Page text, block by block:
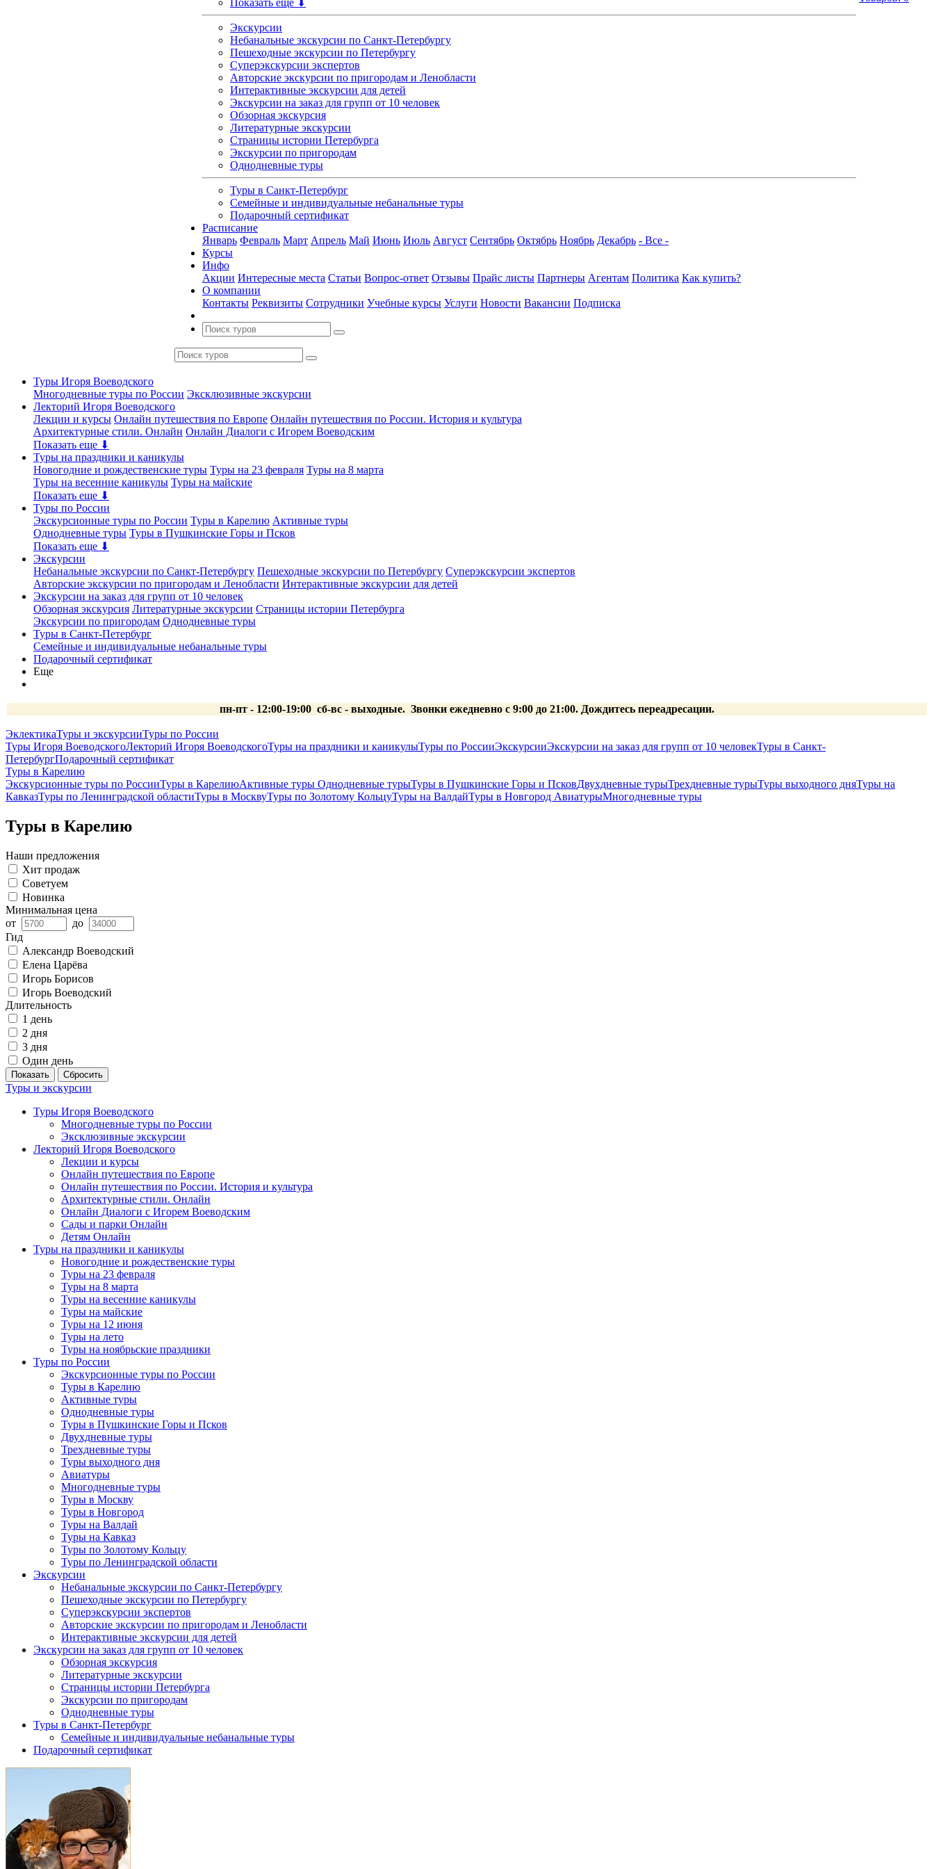
Показать еще ⬇
Экскурсии
Небанальные экскурсии по Санкт-Петербургу
Пешеходные экскурсии по Петербургу
Суперэкскурсии экспертов
Авторские экскурсии по пригородам и Ленобласти
Интерактивные экскурсии для детей
Экскурсии на заказ для групп от 10 человек
Обзорная экскурсия
Литературные экскурсии
Страницы истории Петербурга
Экскурсии по пригородам
Однодневные туры
Туры в Санкт-Петербург
Семейные и индивидуальные небанальные туры
Подарочный сертификат
Расписание
Январь Февраль Март Апрель Май Июнь Июль Август Сентябрь Октябрь Ноябрь Декабрь - Все -
Курсы
Инфо
Акции Интересные места Статьи Вопрос-ответ Отзывы Прайс листы Партнеры Агентам Политика Как купить?
О компании
Контакты Реквизиты Сотрудники Учебные курсы Услуги Новости Вакансии Подписка
Туры Игоря Воеводского
Многодневные туры по России Эксклюзивные экскурсии
Лекторий Игоря Воеводского
Лекции и курсы Онлайн путешествия по Европе Онлайн путешествия по России. История и культура
Архитектурные стили. Онлайн Онлайн Диалоги с Игорем Воеводским
Показать еще ⬇
Туры на праздники и каникулы
Новогодние и рождественские туры Туры на 23 февраля Туры на 8 марта
Туры на весенние каникулы Туры на майские
Показать еще ⬇
Туры по России
Экскурсионные туры по России Туры в Карелию Активные туры
Однодневные туры Туры в Пушкинские Горы и Псков
Показать еще ⬇
Экскурсии
Небанальные экскурсии по Санкт-Петербургу Пешеходные экскурсии по Петербургу Суперэкскурсии экспертов
Авторские экскурсии по пригородам и Ленобласти Интерактивные экскурсии для детей
Экскурсии на заказ для групп от 10 человек
Обзорная экскурсия Литературные экскурсии Страницы истории Петербурга
Экскурсии по пригородам Однодневные туры
Туры в Санкт-Петербург
Семейные и индивидуальные небанальные туры
Подарочный сертификат
Еще
пн-пт - 12:00-19:00 сб-вс - выходные. Звонки ежедневно с 9:00 до 21:00. Дождитесь переадресации.
ЭклектикаТуры и экскурсииТуры по России
Туры Игоря ВоеводскогоЛекторий Игоря ВоеводскогоТуры на праздники и каникулыТуры по РоссииЭкскурсииЭкскурсии на заказ для групп от 10 человекТуры в Санкт-
ПетербургПодарочный сертификат
Туры в Карелию
Экскурсионные туры по РоссииТуры в КарелиюАктивные туры Однодневные турыТуры в Пушкинские Горы и ПсковДвухдневные турыТрехдневные турыТуры выходного дняТуры на
КавказТуры по Ленинградской областиТуры в МосквуТуры по Золотому КольцуТуры на ВалдайТуры в Новгород АвиатурыМногодневные туры
Туры в Карелию
Наши предложения
Хит продаж
Советуем
Новинка
Минимальная цена
от
до
Гид
Александр Воеводский
Елена Царёва
Игорь Борисов
Игорь Воеводский
Длительность
1 день
2 дня
3 дня
Один день
Показать Сбросить
Туры и экскурсии
Туры Игоря Воеводского
Многодневные туры по России
Эксклюзивные экскурсии
Лекторий Игоря Воеводского
Лекции и курсы
Онлайн путешествия по Европе
Онлайн путешествия по России. История и культура
Архитектурные стили. Онлайн
Онлайн Диалоги с Игорем Воеводским
Сады и парки Онлайн
Детям Онлайн
Туры на праздники и каникулы
Новогодние и рождественские туры
Туры на 23 февраля
Туры на 8 марта
Туры на весенние каникулы
Туры на майские
Туры на 12 июня
Туры на лето
Туры на ноябрьские праздники
Туры по России
Экскурсионные туры по России
Туры в Карелию
Активные туры
Однодневные туры
Туры в Пушкинские Горы и Псков
Двухдневные туры
Трехдневные туры
Туры выходного дня
Авиатуры
Многодневные туры
Туры в Москву
Туры в Новгород
Туры на Валдай
Туры на Кавказ
Туры по Золотому Кольцу
Туры по Ленинградской области
Экскурсии
Небанальные экскурсии по Санкт-Петербургу
Пешеходные экскурсии по Петербургу
Суперэкскурсии экспертов
Авторские экскурсии по пригородам и Ленобласти
Интерактивные экскурсии для детей
Экскурсии на заказ для групп от 10 человек
Обзорная экскурсия
Литературные экскурсии
Страницы истории Петербурга
Экскурсии по пригородам
Однодневные туры
Туры в Санкт-Петербург
Семейные и индивидуальные небанальные туры
Подарочный сертификат